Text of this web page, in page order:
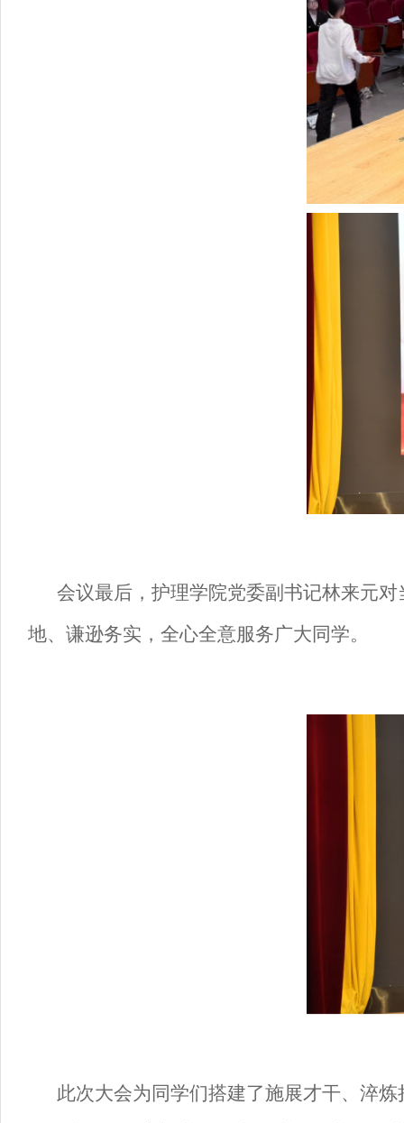
会议最后， 护理学院党委副书记林来元对
地、谦逊务实，全心全意服务广大同学。
此次大会为同学们搭建了施展才干、淬